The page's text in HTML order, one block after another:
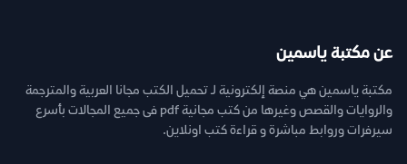
عن مكتبة ياسمين
مكتبة ياسمين هي منصة إلكترونية لـ تحميل الكتب مجانا العربية والمترجمة
والروايات والقصص وغيرها من كتب مجانية pdf فى جميع المجالات بأسرع
سيرفرات وروابط مباشرة و قراءة كتب اونلاين.